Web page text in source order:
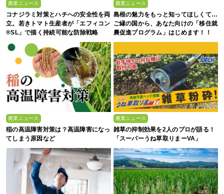
農業ニュース
コナジラミ対策とハチへの安全性を両
立。若きトマト生産者が「エフィコン
®SL」で描く持続可能な防除戦略
農業ニュース
島根の魅力をもっと知ってほしくて…
ご縁の国から、あなた向けの「移住就
農促進プログラム」はじめます！！
農業ニュース
稲の高温障害対策は？高温障害になっ
てしまう原因など
農業ニュース
雑草の抑制効果を2人のプロが語る！
「スーパーうね草取りまーVA」